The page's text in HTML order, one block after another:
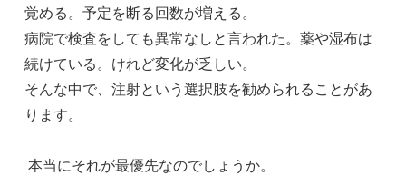
覚める。予定を断る回数が増える。
病院で検査をしても異常なしと言われた。薬や湿布は
続けている。けれど変化が乏しい。
そんな中で、注射という選択肢を勧められることがあ
ります。
本当にそれが最優先なのでしょうか。